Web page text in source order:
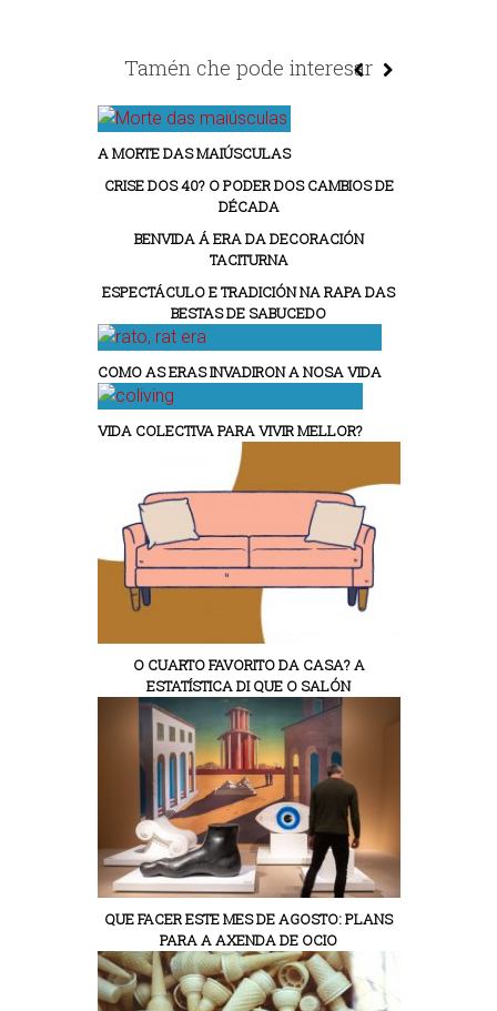
Tamén che pode interesar
A MORTE DAS MAIÚSCULAS
CRISE DOS 40? O PODER DOS CAMBIOS DE
DÉCADA
BENVIDA Á ERA DA DECORACIÓN
TACITURNA
ESPECTÁCULO E TRADICIÓN NA RAPA DAS
BESTAS DE SABUCEDO
COMO AS ERAS INVADIRON A NOSA VIDA
VIDA COLECTIVA PARA VIVIR MELLOR?
O CUARTO FAVORITO DA CASA? A
ESTATÍSTICA DI QUE O SALÓN
QUE FACER ESTE MES DE AGOSTO: PLANS
PARA A AXENDA DE OCIO